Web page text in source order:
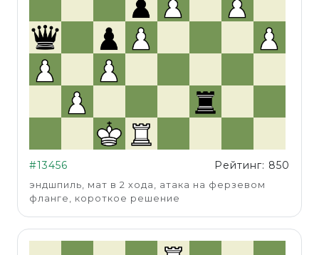
#13456 Рейтинг: 850
эндшпиль, мат в 2 хода, атака на ферзевом
фланге, короткое решение